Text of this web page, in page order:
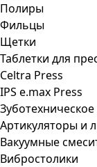
Полиры
Фильцы
Щетки
Таблетки для
Celtra Press
IPS e.max Press
Артикуляторы и
Вакуумные
Вибростолики